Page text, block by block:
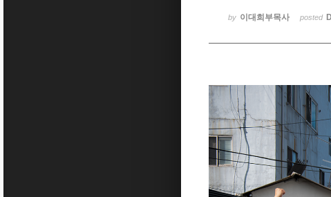
by 이대희부목사 posted
Sketchbook5, 스케치북5